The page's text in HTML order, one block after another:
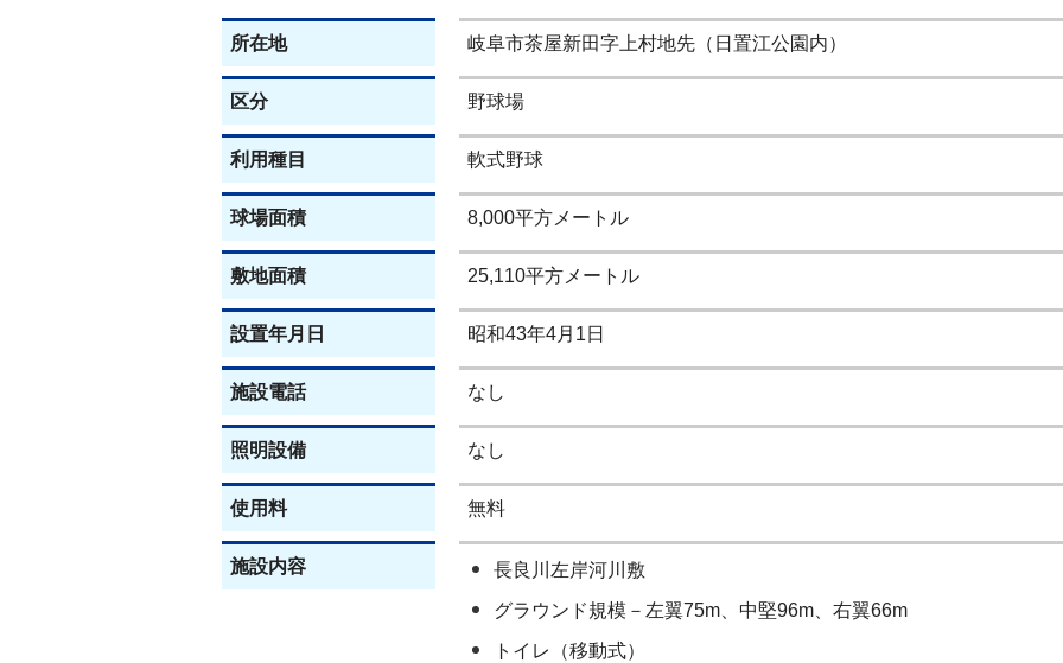
所在地 岐阜市茶屋新田字上村地先（日置江公園内）
区分 野球場
利用種目 軟式野球
球場面積 8,000平方メートル
敷地面積 25,110平方メートル
設置年月日 昭和43年4月1日
施設電話 なし
照明設備 なし
使用料 無料
施設内容
長良川左岸河川敷
グラウンド規模－左翼75m、中堅96m、右翼66m
トイレ（移動式）